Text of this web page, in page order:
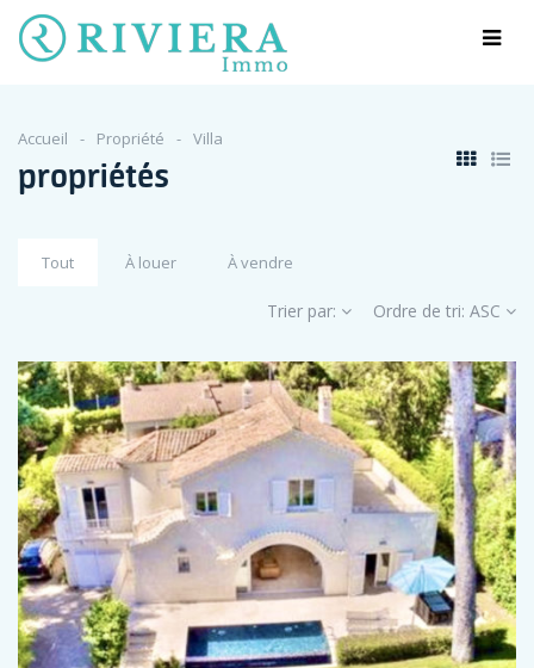
Accueil Propriété Villa
propriétés
Tout À louer À vendre
Trier par: Ordre de tri: ASC